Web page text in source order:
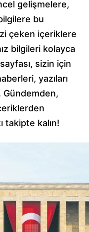
gelişmelere,
bu
çeken içeriklere
bilgileri kolayca
sizin için
yazıları
Gündemden,
takipte kalın!